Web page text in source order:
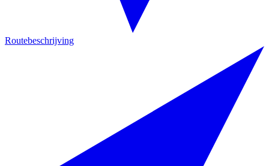
Routebeschrijving